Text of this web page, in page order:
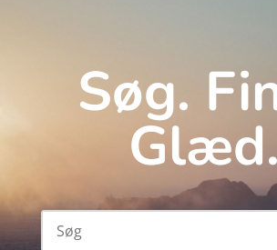
Søg.
Glæd.